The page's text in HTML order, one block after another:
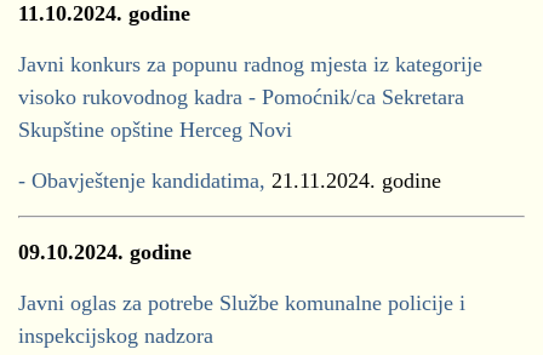
11.10.2024. godine
Javni konkurs za popunu radnog mjesta iz kategorije
visoko rukovodnog kadra - Pomoćnik/ca Sekretara
Skupštine opštine Herceg Novi
- Obavještenje kandidatima, 21.11.2024. godine
09.10.2024. godine
Javni oglas za potrebe Službe komunalne policije i
inspekcijskog nadzora